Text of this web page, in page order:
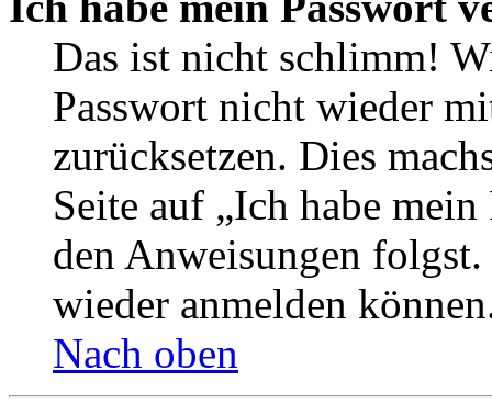
Das ist nicht schlimm!
Passwort nicht wieder
zurücksetzen. Dies
Seite auf „Ich habe
den Anweisungen
wieder anmelden
Nach oben